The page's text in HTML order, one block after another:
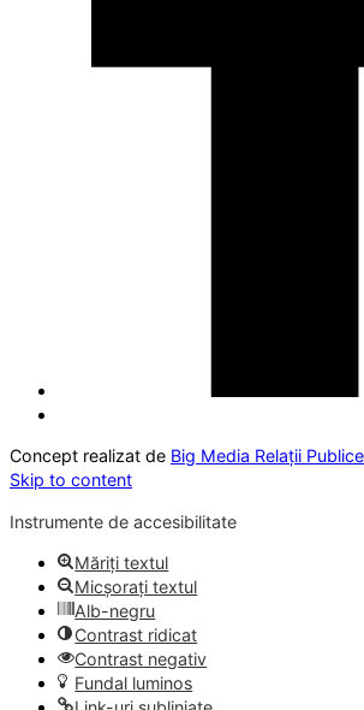
Concept realizat de Big Media Relații
Skip to content
Instrumente de accesibilitate
Măriți textul
Micșorați textul
Alb-negru
Contrast ridicat
Contrast negativ
Fundal luminos